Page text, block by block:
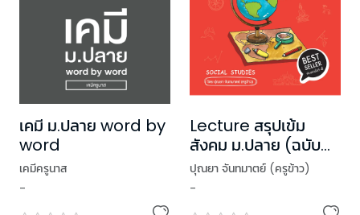
เคมี ม.ปลาย word by
word
เคมีครูนาส
-
Lecture สรุปเข้ม
สังคม ม.ปลาย (ฉบับ
พิมพ์ใหม่)
ปุณยา จันทมาตย์ (ครูข้าว)
-